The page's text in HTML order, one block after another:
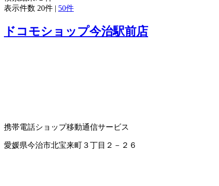
表示件数 20件 | 50件
ドコモショップ今治駅前店
携帯電話ショップ移動通信サービス
愛媛県今治市北宝来町３丁目２－２６